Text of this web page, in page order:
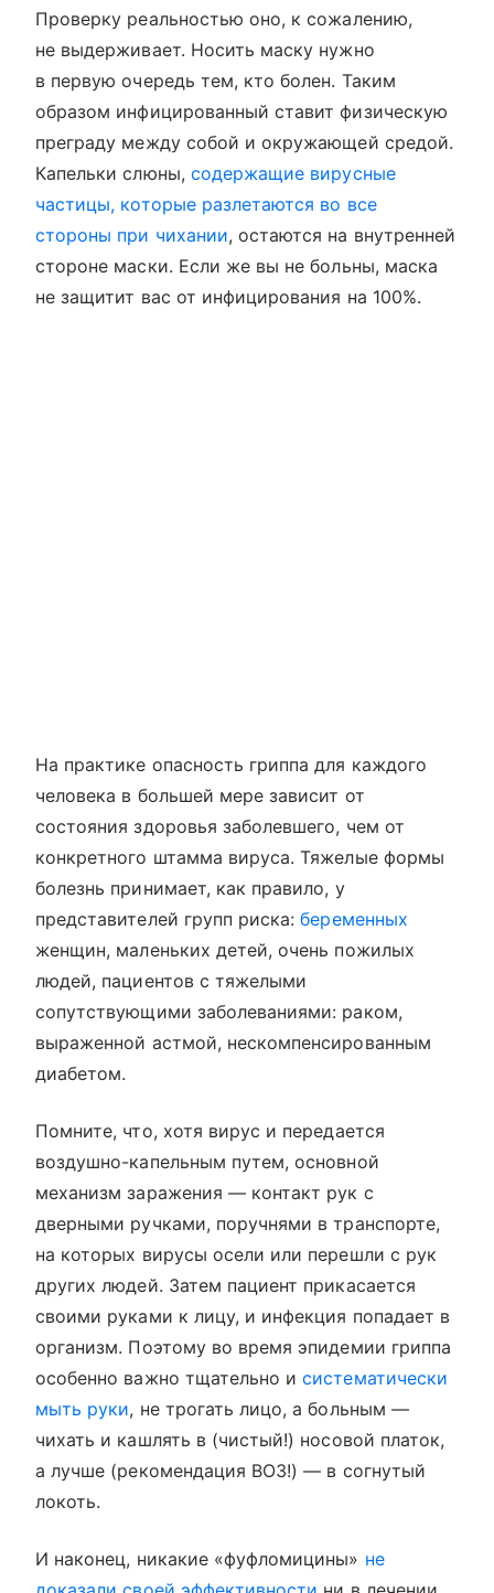
Проверку реальностью оно, к сожалению,
не выдерживает. Носить маску нужно
в первую очередь тем, кто болен. Таким
образом инфицированный ставит физическую
преграду между собой и окружающей средой.
Капельки слюны, содержащие вирусные
частицы, которые разлетаются во все
стороны при чихании, остаются на внутренней
стороне маски. Если же вы не больны, маска
не защитит вас от инфицирования на 100%.
На практике опасность гриппа для каждого
человека в большей мере зависит от
состояния здоровья заболевшего, чем от
конкретного штамма вируса. Тяжелые формы
болезнь принимает, как правило, у
представителей групп риска:беременных
женщин, маленьких детей, очень пожилых
людей, пациентов с тяжелыми
сопутствующими заболеваниями: раком,
выраженной астмой, нескомпенсированным
диабетом.
Помните, что, хотя вирус и передается
воздушно-капельным путем, основной
механизм заражения — контакт рук с
дверными ручками, поручнями в транспорте,
на которых вирусы осели или перешли с рук
других людей. Затем пациент прикасается
своими руками к лицу, и инфекция попадает в
организм. Поэтому во время эпидемии гриппа
особенно важно тщательно исистематически
мыть руки, не трогать лицо, а больным —
чихать и кашлять в (чистый!) носовой платок,
а лучше (рекомендация ВОЗ!) — в согнутый
локоть.
И наконец, никакие «фуфломицины» не